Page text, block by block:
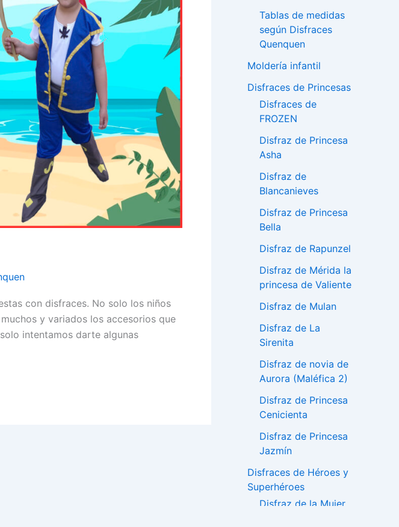
con disfraces. No solo los niños
y variados los accesorios que
intentamos darte algunas
Tablas de medidas
según Disfraces
Quenquen
Moldería infantil
Disfraces de Princesas
Disfraces de
FROZEN
Disfraz de Princesa
Asha
Disfraz de
Blancanieves
Disfraz de Princesa
Bella
Disfraz de Rapunzel
Disfraz de Mérida la
princesa de Valiente
Disfraz de Mulan
Disfraz de La
Sirenita
Disfraz de novia de
Aurora (Maléfica 2)
Disfraz de Princesa
Cenicienta
Disfraz de Princesa
Jazmín
Disfraces de Héroes y
Superhéroes
Disfraz de la Mujer